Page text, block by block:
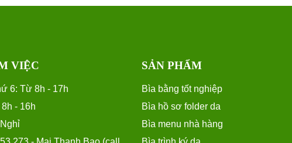
VIỆC
6: Từ 8h - 17h
- 16h
SẢN PHẨM
Bìa bằng tốt nghiệp
Bìa hồ sơ folder da
Bìa menu nhà hàng